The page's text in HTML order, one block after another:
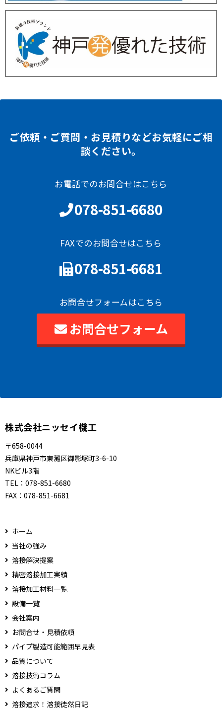
ご依頼・ご質問・お見積りなどお気軽にご相
談ください。
お電話でのお問合せはこちら
078-851-6680
FAXでのお問合せはこちら
078-851-6681
お問合せフォームはこちら
お問合せフォーム
株式会社ニッセイ機工
〒658-0044
兵庫県神戸市東灘区御影塚町3-6-10
NKビル3階
TEL： 078-851-6680
FAX： 078-851-6681
ホーム
当社の強み
溶接解決提案
精密溶接加工実績
溶接加工材料一覧
設備一覧
会社案内
お問合せ・見積依頼
パイプ製造可能範囲早見表
品質について
溶接技術コラム
よくあるご質問
溶接追求！溶接徒然日記